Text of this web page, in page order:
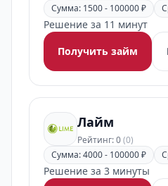
Сумма: 1500 - 100000 ₽
Решение за 11 минут
Получить займ
Лайм
Рейтинг: 0(0)
Сумма: 4000 - 100000 ₽
Решение за 3 минуты